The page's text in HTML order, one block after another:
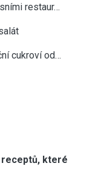
restaur…
cukroví od…
receptů, které